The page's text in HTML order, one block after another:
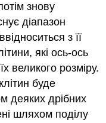
знову
діапазон
з її
які ось-ось
великого розміру.
буде
деяких дрібних
шляхом поділу